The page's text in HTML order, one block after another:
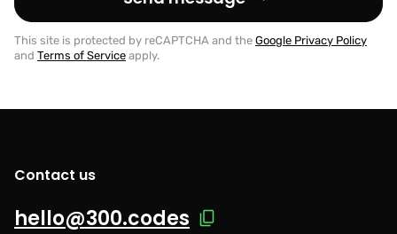
This site is protected by reCAPTCHA and the Google Privacy Policy
and Terms of Service apply.
Contact us
hello@300.codes